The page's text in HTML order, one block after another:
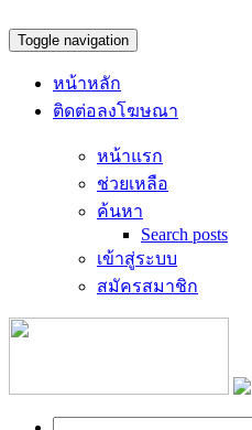
Toggle navigation
หน้าหลัก
ติดต่อลงโฆษณา
หน้าแรก
ช่วยเหลือ
ค้นหา
Search posts
เข้าสู่ระบบ
สมัครสมาชิก